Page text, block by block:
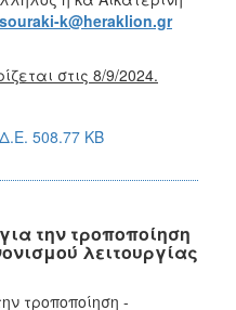
k@heraklion.gr
στις 8/9/2024.
508.77 KB
την τροποποίηση
λειτουργίας
τροποποίηση -